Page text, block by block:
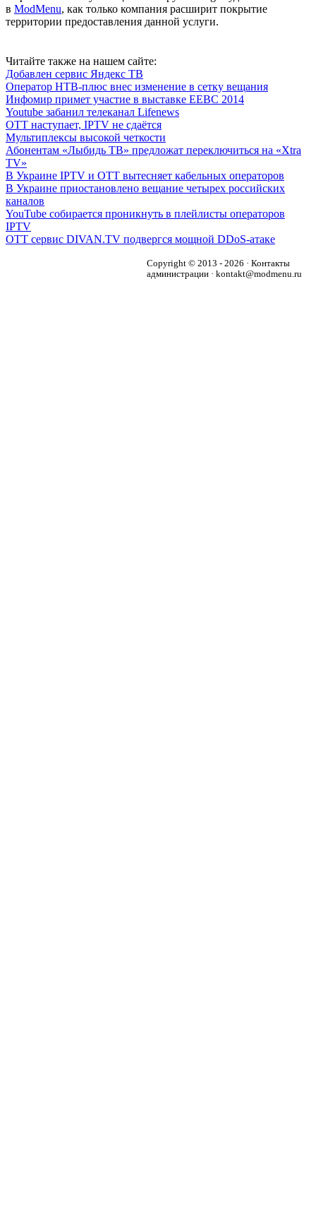
в ModMenu, как только компания расширит покрытие
территории предоставления данной услуги.
Читайте также на нашем сайте:
Добавлен сервис Яндекс ТВ
Оператор НТВ-плюс внес изменение в сетку вещания
Инфомир примет участие в выставке ЕЕВС 2014
Youtube забанил телеканал Lifenews
OTT наступает, IPTV не сдаётся
Мультиплексы высокой четкости
Абонентам «Лыбидь ТВ» предложат переключиться на «Xtra
TV»
В Украине IPTV и OTT вытесняет кабельных операторов
В Украине приостановлено вещание четырех российских
каналов
YouTube собирается проникнуть в плейлисты операторов
IPTV
OTT сервис DIVAN.TV подвергся мощной DDoS-атаке
Copyright © 2013 - 2026 · Контакты
администрации · kontakt@modmenu.ru